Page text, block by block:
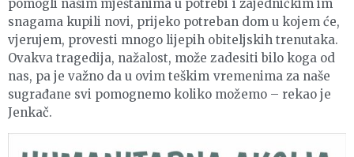
pomogli našim mještanima u potrebi i zajedničkim im
snagama kupili novi, prijeko potreban dom u kojem će,
vjerujem, provesti mnogo lijepih obiteljskih trenutaka.
Ovakva tragedija, nažalost, može zadesiti bilo koga od
nas, pa je važno da u ovim teškim vremenima za naše
sugrađane svi pomognemo koliko možemo – rekao je
Jenkač.